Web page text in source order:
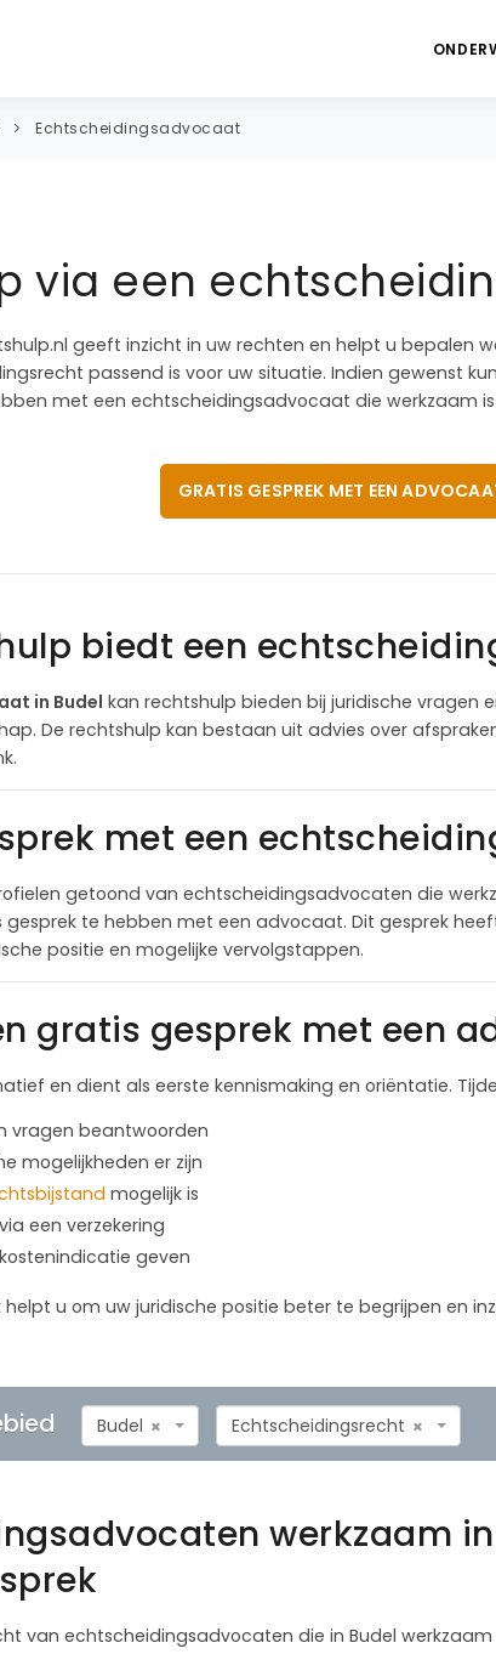
Echtscheidingsadvocaat
via een
geeft inzicht in uw rechten en helpt u bepalen
passend is voor uw situatie. Indien gewenst
met een echtscheidingsadvocaat die werkzaam is
GRATIS GESPREK MET EEN
biedt een
in Budel kan rechtshulp bieden bij juridische vragen
De rechtshulp kan bestaan uit advies over
met een
getoond van echtscheidingsadvocaten die
te hebben met een advocaat. Dit gesprek
positie en mogelijke vervolgstappen.
gratis gesprek met een
en dient als eerste kennismaking en oriëntatie.
vragen beantwoorden
mogelijkheden er zijn
mogelijk is
een verzekering
geven
helpt u om uw juridische positie beter te begrijpen en
×
Budel ×
Echtscheidingsrecht
werkzaam
van echtscheidingsadvocaten die in Budel werkzaam